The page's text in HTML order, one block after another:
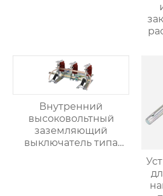
Внутренний
высоковольтный
заземляющий
выключатель типа